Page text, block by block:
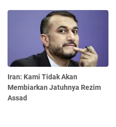
Iran: Kami Tidak Akan
Membiarkan Jatuhnya Rezim
Assad